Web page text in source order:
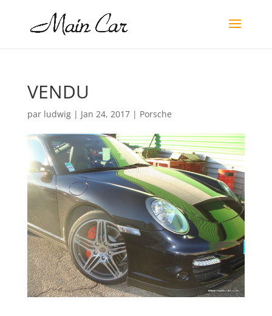
VENDU
par ludwig| Jan 24, 2017| Porsche